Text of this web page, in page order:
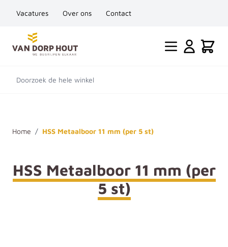
Vacatures Over ons Contact
Ga naar de inhoud
Cart
Doorzoek de hele winkel
Home / HSS Metaalboor 11 mm (per 5 st)
HSS Metaalboor 11 mm (per
5 st)